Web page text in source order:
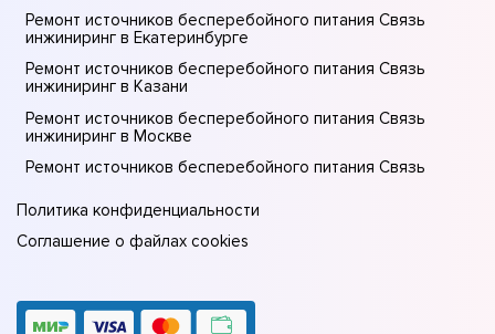
Ремонт источников бесперебойного питания Связь
инжиниринг в Екатеринбурге
Ремонт источников бесперебойного питания Связь
инжиниринг в Казани
Ремонт источников бесперебойного питания Связь
инжиниринг в Москве
Ремонт источников бесперебойного питания Связь
Политика конфиденциальности
Соглашение о файлах cookies